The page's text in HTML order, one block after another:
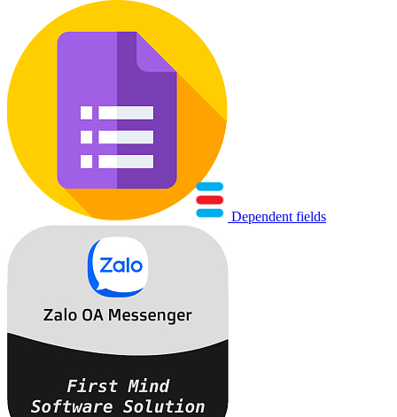
Dependent fields